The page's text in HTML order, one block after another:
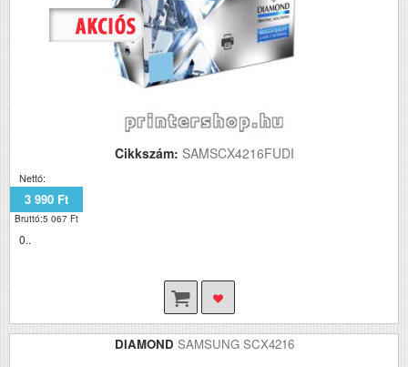
Cikkszám: SAMSCX4216FUDI
Nettó:
3 990 Ft
Bruttó:5 067 Ft
0..
DIAMOND SAMSUNG SCX4216